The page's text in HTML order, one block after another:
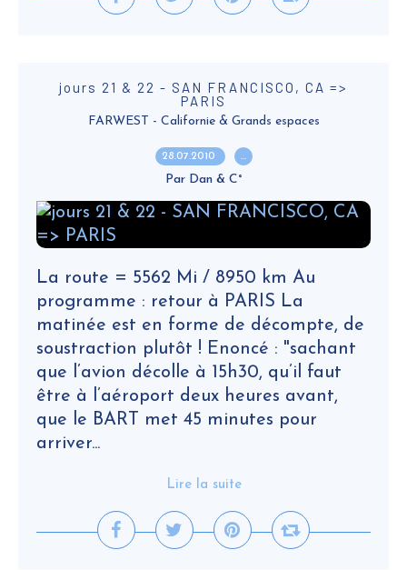
jours 21 & 22 - SAN FRANCISCO, CA =>
PARIS
FARWEST - Californie & Grands espaces
28.07.2010 …
Par Dan & C°
La route = 5562 Mi / 8950 km Au
programme : retour à PARIS La
matinée est en forme de décompte, de
soustraction plutôt ! Enoncé : "sachant
que l’avion décolle à 15h30, qu’il faut
être à l’aéroport deux heures avant,
que le BART met 45 minutes pour
arriver...
Lire la suite